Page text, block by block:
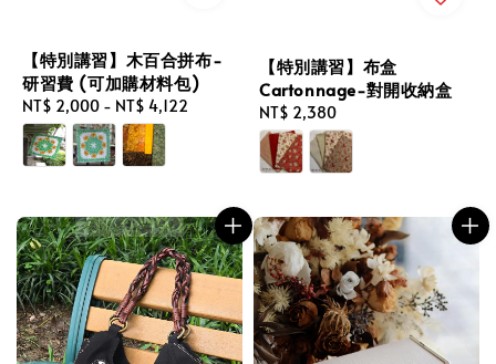
【特別講習】木百合拼布-
研習費 (可加購材料包)
Regular
price
NT$ 2,000 - NT$ 4,122
【特別講習】布盒
Cartonnage-對開收納盒
Regular
price
NT$ 2,380